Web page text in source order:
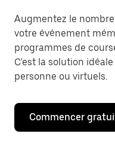
Augmentez le
votre événement
programmes de
C'est la solution
personne ou virtuels.
Commencer